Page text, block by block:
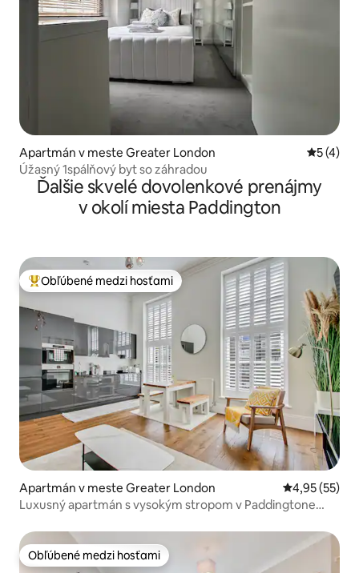
Apartmán v meste Greater London
5 (4)
Úžasný 1spálňový byt so záhradou
Ďalšie skvelé dovolenkové prenájmy
v okolí miesta Paddington
Najobľúbenejšie medzi hosťami
Obľúbené medzi hosťami
Apartmán v meste Greater London Priemerné
4,95 (55)
Luxusný apartmán s vysokým stropom v Paddingtone
Obľúbené medzi hosťami
Obľúbené medzi hosťami